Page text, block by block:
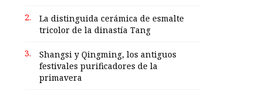
2.
La distinguida cerámica de esmalte
tricolor de la dinastía Tang
3.
Shangsi y Qingming, los antiguos
festivales purificadores de la
primavera